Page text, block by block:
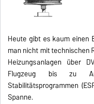
Heute gibt es kaum einen
man nicht mit technischen
Heizungsanlagen über
Flugzeug bis zu
Stabilitätsprogrammen
Spanne.